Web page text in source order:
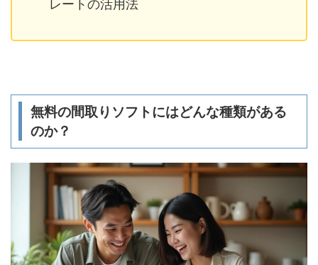
レートの活用法
無料の間取りソフトにはどんな種類がある
のか？